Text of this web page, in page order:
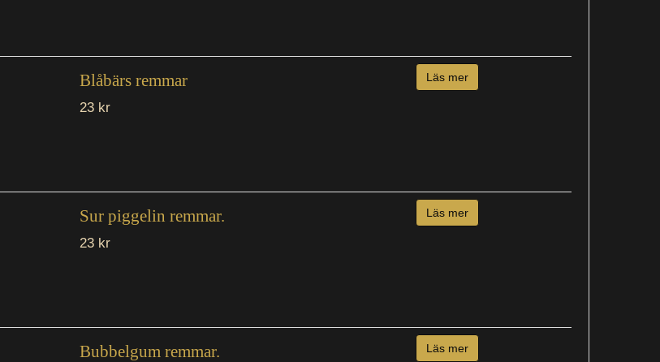
Blåbärs remmar
23 kr
Läs mer
Sur piggelin remmar.
23 kr
Läs mer
Bubbelgum remmar. Läs mer